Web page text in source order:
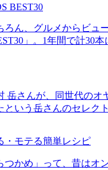
BEST30
ろん、グルメからビュ
」。1年間で計30
岳さんが、同世代の
いう岳さんのセレク
・モテる簡単レシピ
つかめ」って、昔は